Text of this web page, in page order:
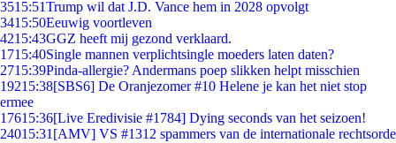
3515:51Trump wil dat J.D. Vance hem in 2028 opvolgt
3415:50Eeuwig voortleven
4215:43GGZ heeft mij gezond verklaard.
1715:40Single mannen verplichtsingle moeders laten daten?
2715:39Pinda-allergie? Andermans poep slikken helpt misschien
19215:38[SBS6] De Oranjezomer #10 Helene je kan het niet stop
ermee
17615:36[Live Eredivisie #1784] Dying seconds van het seizoen!
24015:31 [AMV] VS #1312 spammers van de internationale rechtsorde